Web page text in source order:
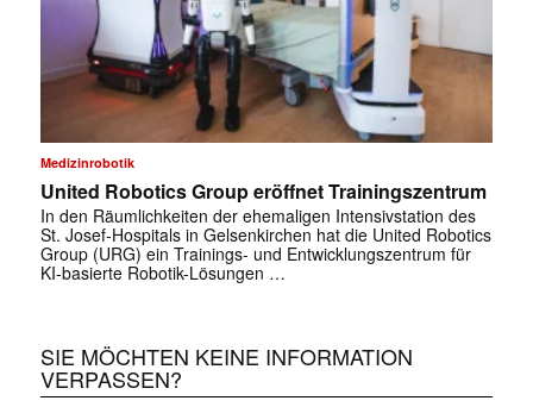
Medizinrobotik
United Robotics Group eröffnet Trainingszentrum
In den Räumlichkeiten der ehemaligen Intensivstation des
St. Josef-Hospitals in Gelsenkirchen hat die United Robotics
Group (URG) ein Trainings- und Entwicklungszentrum für
KI-basierte Robotik-Lösungen …
SIE MÖCHTEN KEINE INFORMATION
VERPASSEN?